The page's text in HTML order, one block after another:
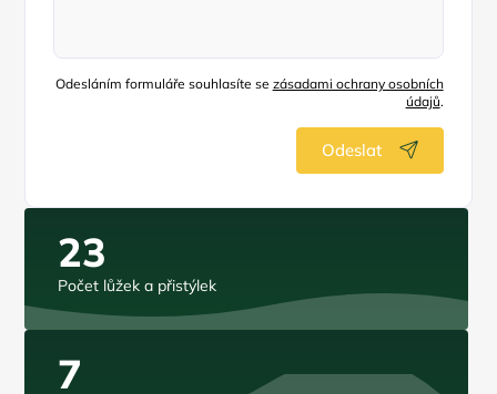
Odesláním formuláře souhlasíte se zásadami ochrany osobních
údajů.
Odeslat
23
Počet lůžek a přistýlek
7